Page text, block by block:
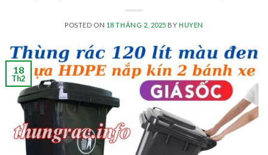
POSTED ON 18 THÁNG 2, 2025 BY HUYEN
18
Th2